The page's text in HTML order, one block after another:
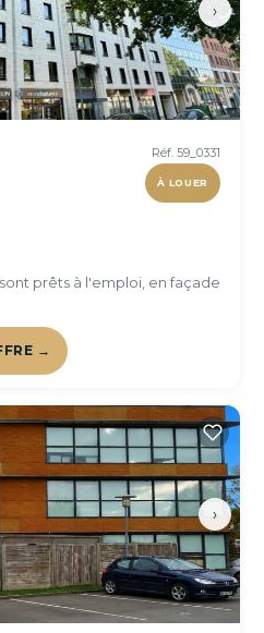
›
Réf. 59_0331
À LOUER
prêts à l'emploi, en façade
→
›